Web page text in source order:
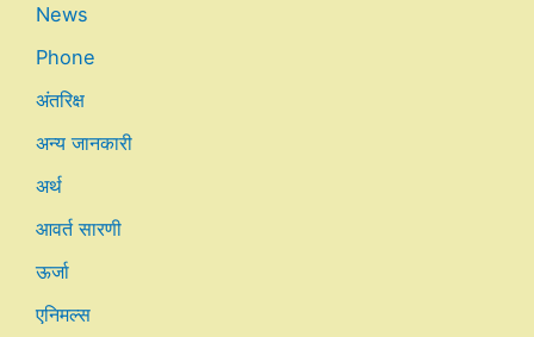
News
Phone
अंतरिक्ष
अन्य जानकारी
अर्थ
आवर्त सारणी
ऊर्जा
एनिमल्स